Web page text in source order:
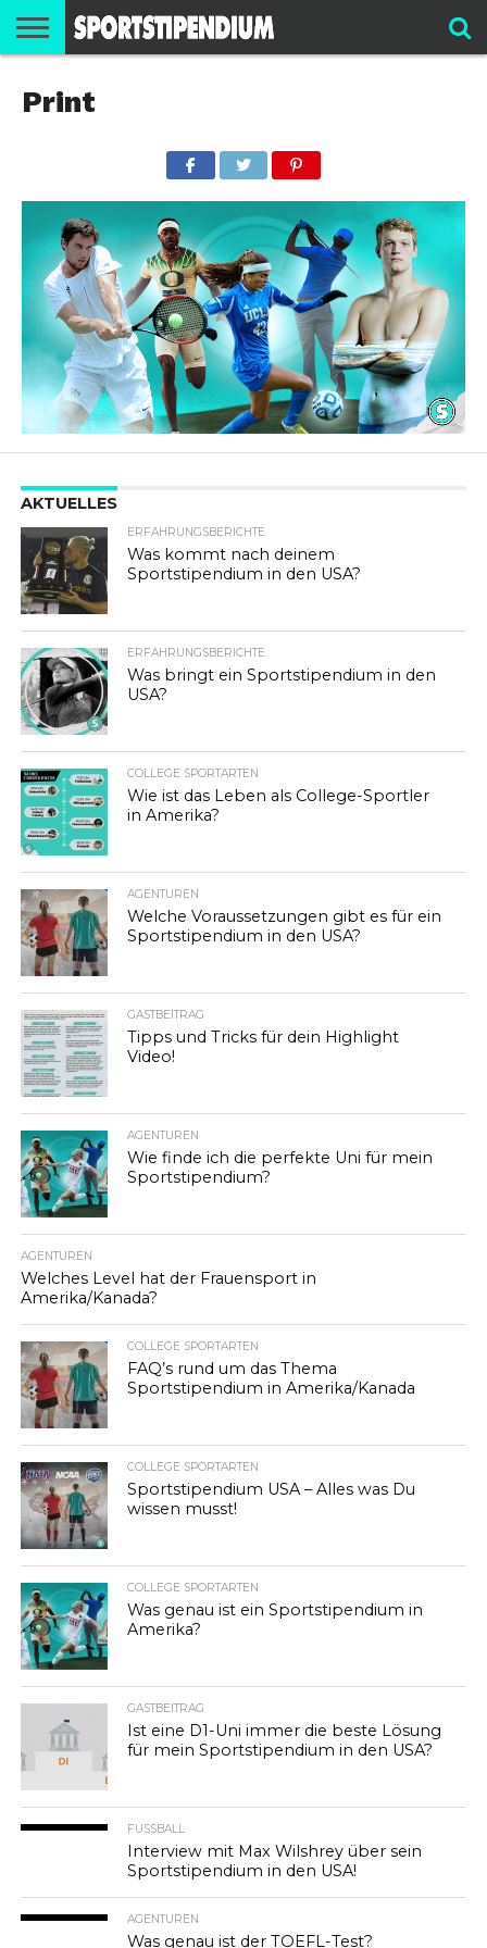
SPORTSTIPENDIUM
USA
ATHLETENBEREICH
Print
AKTUELLES
ERFAHRUNGSBERICHTE
Was kommt nach deinem
Sportstipendium in den USA?
ERFAHRUNGSBERICHTE
Was bringt ein Sportstipendium in den
USA?
COLLEGE SPORTARTEN
Wie ist das Leben als College-Sportler
in Amerika?
AGENTUREN
Welche Voraussetzungen gibt es für ein
Sportstipendium in den USA?
GASTBEITRAG
Tipps und Tricks für dein Highlight
Video!
AGENTUREN
Wie finde ich die perfekte Uni für mein
Sportstipendium?
AGENTUREN
Welches Level hat der Frauensport in
Amerika/Kanada?
COLLEGE SPORTARTEN
FAQ’s rund um das Thema
Sportstipendium in Amerika/Kanada
COLLEGE SPORTARTEN
Sportstipendium USA – Alles was Du
wissen musst!
COLLEGE SPORTARTEN
Was genau ist ein Sportstipendium in
Amerika?
GASTBEITRAG
Ist eine D1-Uni immer die beste Lösung
für mein Sportstipendium in den USA?
FUSSBALL
Interview mit Max Wilshrey über sein
Sportstipendium in den USA!
AGENTUREN
Was genau ist der TOEFL-Test?